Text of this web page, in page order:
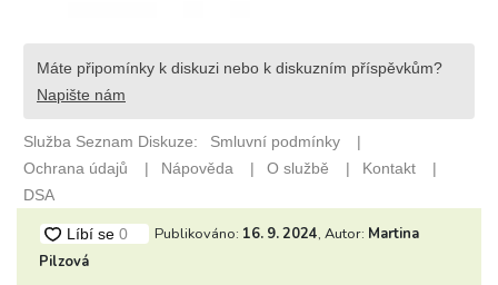
Publikováno: 16. 9. 2024, Autor: Martina
Pilzová